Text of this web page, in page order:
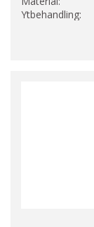
Ytbehandling: